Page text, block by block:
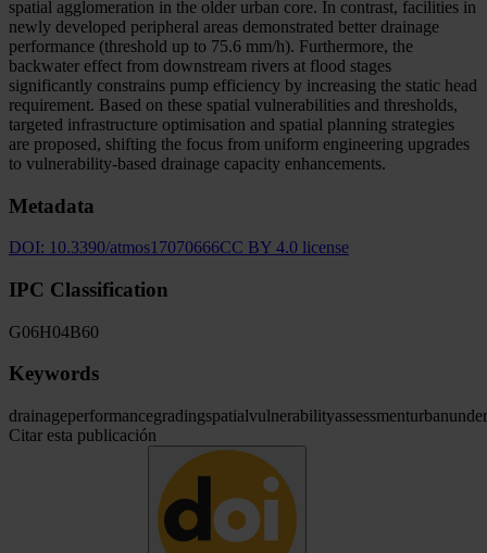
spatial agglomeration in the older urban core. In contrast, facilities in
newly developed peripheral areas demonstrated better drainage
performance (threshold up to 75.6 mm/h). Furthermore, the
backwater effect from downstream rivers at flood stages
significantly constrains pump efficiency by increasing the static head
requirement. Based on these spatial vulnerabilities and thresholds,
targeted infrastructure optimisation and spatial planning strategies
are proposed, shifting the focus from uniform engineering upgrades
to vulnerability-based drainage capacity enhancements.
Metadata
DOI: 10.3390/atmos17070666CC BY 4.0 license
IPC Classification
G06H04B60
Keywords
drainageperformancegradingspatialvulnerabilityassessmenturban
Citar esta publicación